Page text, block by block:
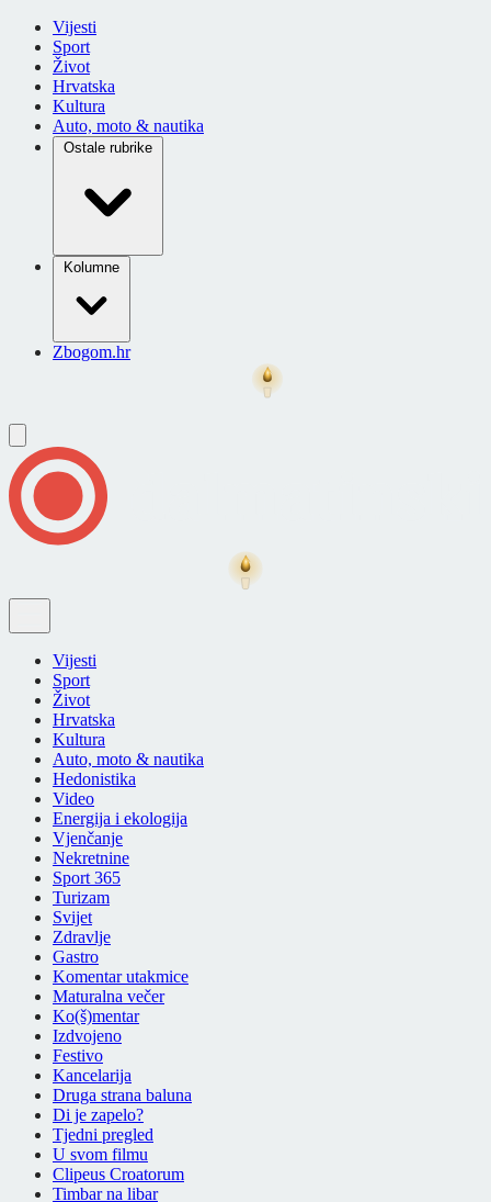
Vijesti
Sport
Život
Hrvatska
Kultura
Auto, moto & nautika
Ostale rubrike
Kolumne
Zbogom.hr
Vijesti
Sport
Život
Hrvatska
Kultura
Auto, moto & nautika
Hedonistika
Video
Energija i ekologija
Vjenčanje
Nekretnine
Sport 365
Turizam
Svijet
Zdravlje
Gastro
Komentar utakmice
Maturalna večer
Ko(š)mentar
Izdvojeno
Festivo
Kancelarija
Druga strana baluna
Di je zapelo?
Tjedni pregled
U svom filmu
Clipeus Croatorum
Timbar na libar